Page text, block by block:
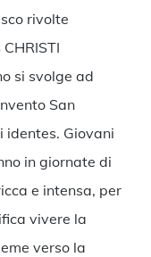
rivolte
si svolge ad
San
identes. Giovani
in giornate di
e intensa, per
vivere la
verso la